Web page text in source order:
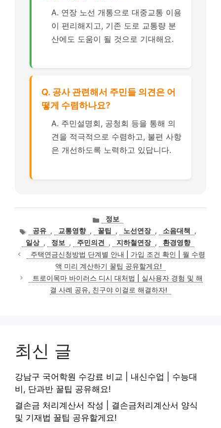
A. 연장 노선 개통으로 대중교통 이용
이 편리해지고, 기존 도로 교통량 분
산에도 도움이 될 것으로 기대해요.
Q. 공사 관련해서 주민들 의견은 어
떻게 수렴하나요?
A. 주민설명회, 공청회 등을 통해 의
견을 적극적으로 수렴하고, 불편 사항
은 개선하도록 노력하고 있답니다.
카
테
고
리
정보
태
그
공유 , 교통영향 , 꿀팁 , 노선연장 , 소음대책
,
일상 , 정보 , 주민의견 , 지하철연장 ,
환경영향
주택연금신청방법 단계별 안내 | 가입 조건 확인 | 월 수령
액 미리 계산하기 꿀팁 공유할게요!
트로이목마 바이러스 디시 대처법 | 실사용자 경험 및 해
결 사례 공유, 친구야 이걸로 해결하자!
최신 글
강남구 국어학원 수강료 비교 | 내신수업 | 수능대
비, 단과반 꿀팁 공유해요!
결손금 처리계산서 작성 | 결손금처리계산서 양식
및 기재법 꿀팁 공유할게요!